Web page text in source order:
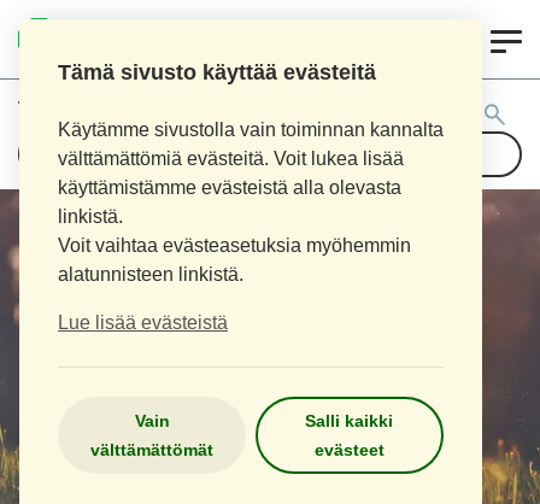
Tämä sivusto käyttää evästeitä
Käytämme sivustolla vain toiminnan kannalta
välttämättömiä evästeitä. Voit lukea lisää
käyttämistämme evästeistä alla olevasta
linkistä.
Voit vaihtaa evästeasetuksia myöhemmin
alatunnisteen linkistä.
Lue lisää evästeistä
Vain
välttämättömät
Salli kaikki
evästeet
Tuotehaku: